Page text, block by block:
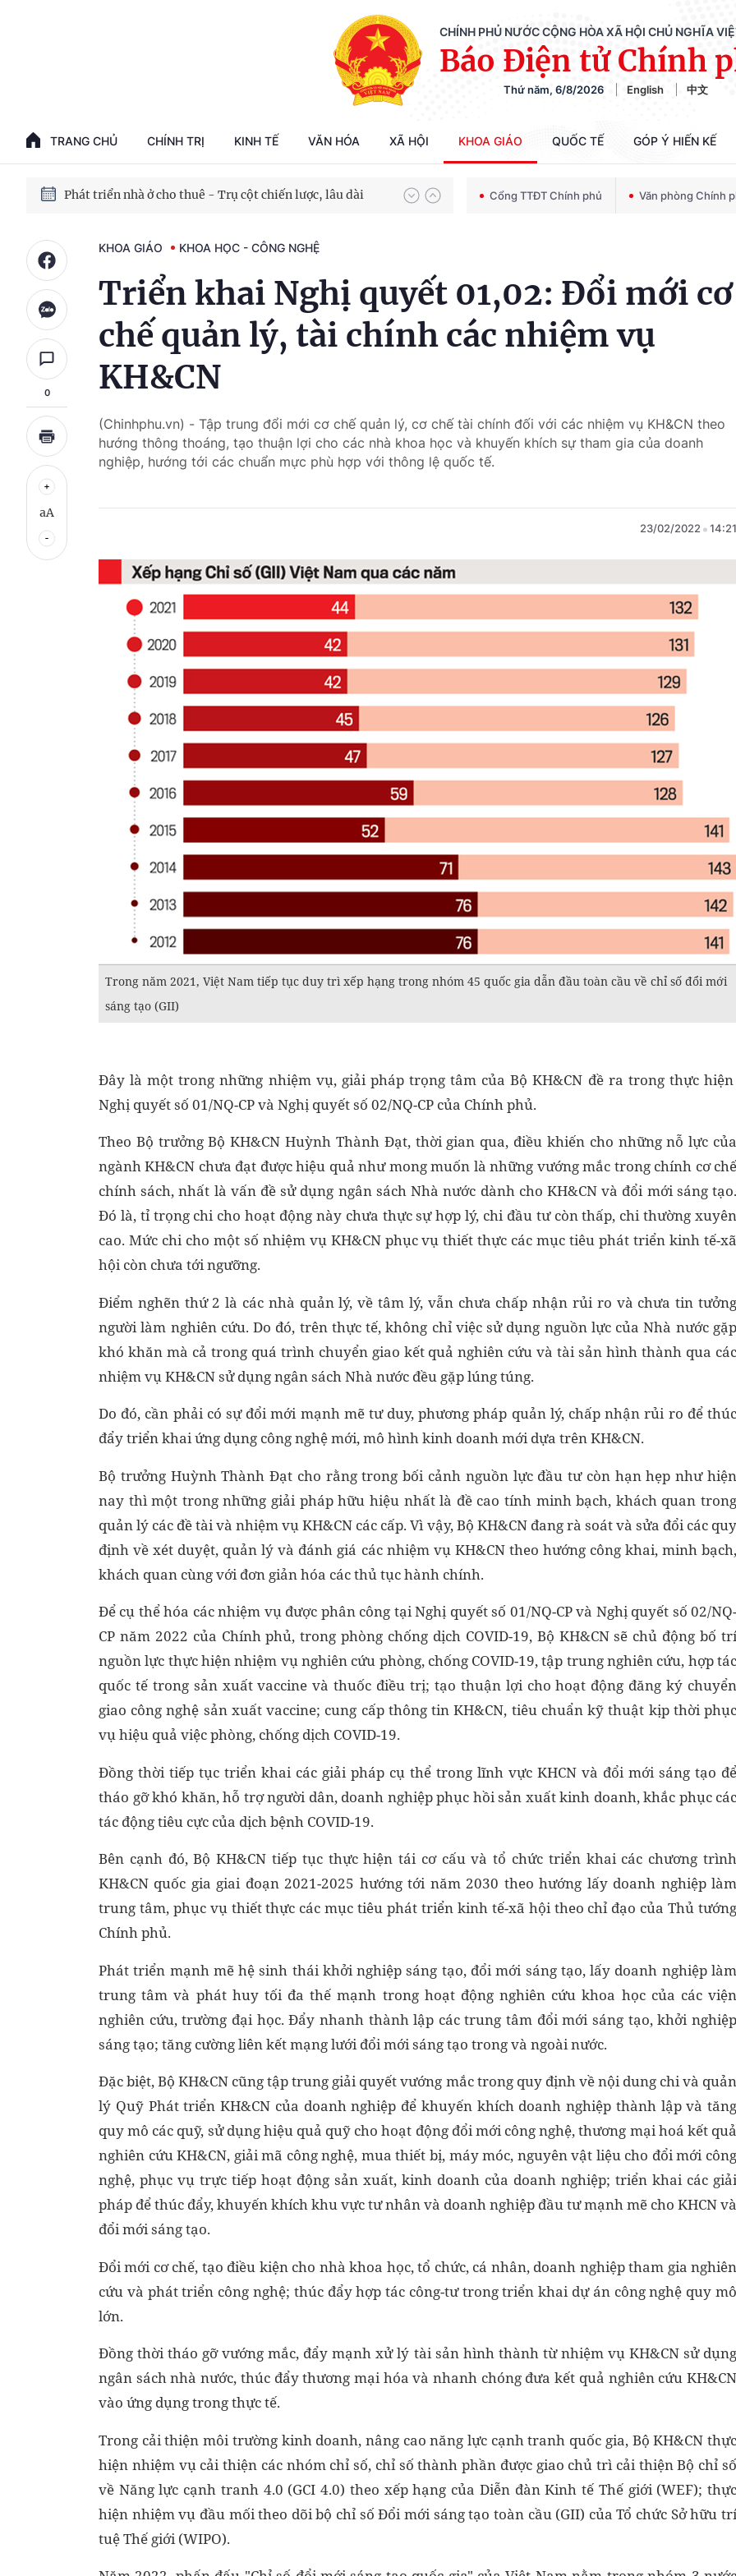
CHÍNH PHỦ NƯỚC CỘNG HÒA XÃ HỘI CHỦ NGHĨA
Báo Điện tử Chính
Thứ năm, 6/8/2026 English 中文
TRANG CHỦ CHÍNH TRỊ KINH TẾ VĂN HÓA XÃ HỘI KHOA GIÁO QUỐC TẾ GÓP Ý HIẾN KẾ
Phát triển kinh tế nhà nước trong kỷ nguyên mới
Chiến dịch 500 ngày đêm tìm kiếm, quy tập và xác định danh tính hài cốt liệt sĩ
Bảo vệ nền tảng tư tưởng của Đảng trong kỷ nguyên phát triển mới
Phát triển nhà ở cho thuê - Trụ cột chiến lược, lâu dài Cổng TTĐT Chính phủ Văn phòng Chính
0
aA
KHOA GIÁO KHOA HỌC - CÔNG NGHỆ
Triển khai Nghị quyết 01,02: Đổi mới cơ
chế quản lý, tài chính các nhiệm vụ
KH&CN
(Chinhphu.vn) - Tập trung đổi mới cơ chế quản lý, cơ chế tài chính đối với các nhiệm vụ KH&CN theo
hướng thông thoáng, tạo thuận lợi cho các nhà khoa học và khuyến khích sự tham gia của doanh
nghiệp, hướng tới các chuẩn mực phù hợp với thông lệ quốc tế.
23/02/2022 14:21
Trong năm 2021, Việt Nam tiếp tục duy trì xếp hạng trong nhóm 45 quốc gia dẫn đầu toàn cầu về chỉ số đổi mới
sáng tạo (GII)
Đây là một trong những nhiệm vụ, giải pháp trọng tâm của Bộ KH&CN đề ra trong thực hiện
Nghị quyết số 01/NQ-CP và Nghị quyết số 02/NQ-CP của Chính phủ.
Theo Bộ trưởng Bộ KH&CN Huỳnh Thành Đạt, thời gian qua, điều khiến cho những nỗ lực của
ngành KH&CN chưa đạt được hiệu quả như mong muốn là những vướng mắc trong chính cơ chế
chính sách, nhất là vấn đề sử dụng ngân sách Nhà nước dành cho KH&CN và đổi mới sáng tạo.
Đó là, tỉ trọng chi cho hoạt động này chưa thực sự hợp lý, chi đầu tư còn thấp, chi thường xuyên
cao. Mức chi cho một số nhiệm vụ KH&CN phục vụ thiết thực các mục tiêu phát triển kinh tế-xã
hội còn chưa tới ngưỡng.
Điểm nghẽn thứ 2 là các nhà quản lý, về tâm lý, vẫn chưa chấp nhận rủi ro và chưa tin tưởng
người làm nghiên cứu. Do đó, trên thực tế, không chỉ việc sử dụng nguồn lực của Nhà nước gặp
khó khăn mà cả trong quá trình chuyển giao kết quả nghiên cứu và tài sản hình thành qua các
nhiệm vụ KH&CN sử dụng ngân sách Nhà nước đều gặp lúng túng.
Do đó, cần phải có sự đổi mới mạnh mẽ tư duy, phương pháp quản lý, chấp nhận rủi ro để thúc
đẩy triển khai ứng dụng công nghệ mới, mô hình kinh doanh mới dựa trên KH&CN.
Bộ trưởng Huỳnh Thành Đạt cho rằng trong bối cảnh nguồn lực đầu tư còn hạn hẹp như hiện
nay thì một trong những giải pháp hữu hiệu nhất là đề cao tính minh bạch, khách quan trong
quản lý các đề tài và nhiệm vụ KH&CN các cấp. Vì vậy, Bộ KH&CN đang rà soát và sửa đổi các quy
định về xét duyệt, quản lý và đánh giá các nhiệm vụ KH&CN theo hướng công khai, minh bạch,
khách quan cùng với đơn giản hóa các thủ tục hành chính.
Để cụ thể hóa các nhiệm vụ được phân công tại Nghị quyết số 01/NQ-CP và Nghị quyết số 02/NQ-
CP năm 2022 của Chính phủ, trong phòng chống dịch COVID-19, Bộ KH&CN sẽ chủ động bố trí
nguồn lực thực hiện nhiệm vụ nghiên cứu phòng, chống COVID-19, tập trung nghiên cứu, hợp tác
quốc tế trong sản xuất vaccine và thuốc điều trị; tạo thuận lợi cho hoạt động đăng ký chuyển
giao công nghệ sản xuất vaccine; cung cấp thông tin KH&CN, tiêu chuẩn kỹ thuật kịp thời phục
vụ hiệu quả việc phòng, chống dịch COVID-19.
Đồng thời tiếp tục triển khai các giải pháp cụ thể trong lĩnh vực KHCN và đổi mới sáng tạo để
tháo gỡ khó khăn, hỗ trợ người dân, doanh nghiệp phục hồi sản xuất kinh doanh, khắc phục các
tác động tiêu cực của dịch bệnh COVID-19.
Bên cạnh đó, Bộ KH&CN tiếp tục thực hiện tái cơ cấu và tổ chức triển khai các chương trình
KH&CN quốc gia giai đoạn 2021-2025 hướng tới năm 2030 theo hướng lấy doanh nghiệp làm
trung tâm, phục vụ thiết thực các mục tiêu phát triển kinh tế-xã hội theo chỉ đạo của Thủ tướng
Chính phủ.
Phát triển mạnh mẽ hệ sinh thái khởi nghiệp sáng tạo, đổi mới sáng tạo, lấy doanh nghiệp làm
trung tâm và phát huy tối đa thế mạnh trong hoạt động nghiên cứu khoa học của các viện
nghiên cứu, trường đại học. Đẩy nhanh thành lập các trung tâm đổi mới sáng tạo, khởi nghiệp
sáng tạo; tăng cường liên kết mạng lưới đổi mới sáng tạo trong và ngoài nước.
Đặc biệt, Bộ KH&CN cũng tập trung giải quyết vướng mắc trong quy định về nội dung chi và quản
lý Quỹ Phát triển KH&CN của doanh nghiệp để khuyến khích doanh nghiệp thành lập và tăng
quy mô các quỹ, sử dụng hiệu quả quỹ cho hoạt động đổi mới công nghệ, thương mại hoá kết quả
nghiên cứu KH&CN, giải mã công nghệ, mua thiết bị, máy móc, nguyên vật liệu cho đổi mới công
nghệ, phục vụ trực tiếp hoạt động sản xuất, kinh doanh của doanh nghiệp; triển khai các giải
pháp để thúc đẩy, khuyến khích khu vực tư nhân và doanh nghiệp đầu tư mạnh mẽ cho KHCN và
đổi mới sáng tạo.
Đổi mới cơ chế, tạo điều kiện cho nhà khoa học, tổ chức, cá nhân, doanh nghiệp tham gia nghiên
cứu và phát triển công nghệ; thúc đẩy hợp tác công-tư trong triển khai dự án công nghệ quy mô
lớn.
Đồng thời tháo gỡ vướng mắc, đẩy mạnh xử lý tài sản hình thành từ nhiệm vụ KH&CN sử dụng
ngân sách nhà nước, thúc đẩy thương mại hóa và nhanh chóng đưa kết quả nghiên cứu KH&CN
vào ứng dụng trong thực tế.
Trong cải thiện môi trường kinh doanh, nâng cao năng lực cạnh tranh quốc gia, Bộ KH&CN thực
hiện nhiệm vụ cải thiện các nhóm chỉ số, chỉ số thành phần được giao chủ trì cải thiện Bộ chỉ số
về Năng lực cạnh tranh 4.0 (GCI 4.0) theo xếp hạng của Diễn đàn Kinh tế Thế giới (WEF); thực
hiện nhiệm vụ đầu mối theo dõi bộ chỉ số Đổi mới sáng tạo toàn cầu (GII) của Tổ chức Sở hữu trí
tuệ Thế giới (WIPO).